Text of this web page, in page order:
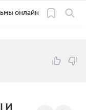
онлайн
и